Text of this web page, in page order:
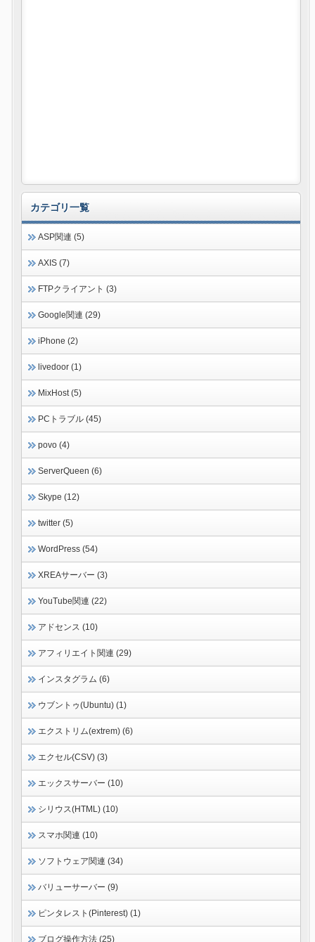
カテゴリ一覧
ASP関連 (5)
AXIS (7)
FTPクライアント (3)
Google関連 (29)
iPhone (2)
livedoor (1)
MixHost (5)
PCトラブル (45)
povo (4)
ServerQueen (6)
Skype (12)
twitter (5)
WordPress (54)
XREAサーバー (3)
YouTube関連 (22)
アドセンス (10)
アフィリエイト関連 (29)
インスタグラム (6)
ウブントゥ(Ubuntu) (1)
エクストリム(extrem) (6)
エクセル(CSV) (3)
エックスサーバー (10)
シリウス(HTML) (10)
スマホ関連 (10)
ソフトウェア関連 (34)
バリューサーバー (9)
ピンタレスト(Pinterest) (1)
ブログ操作方法 (25)